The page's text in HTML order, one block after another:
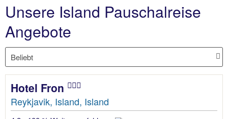
Unsere Island Pauschalreise
Angebote
Hotel Fron
Reykjavik, Island, Island